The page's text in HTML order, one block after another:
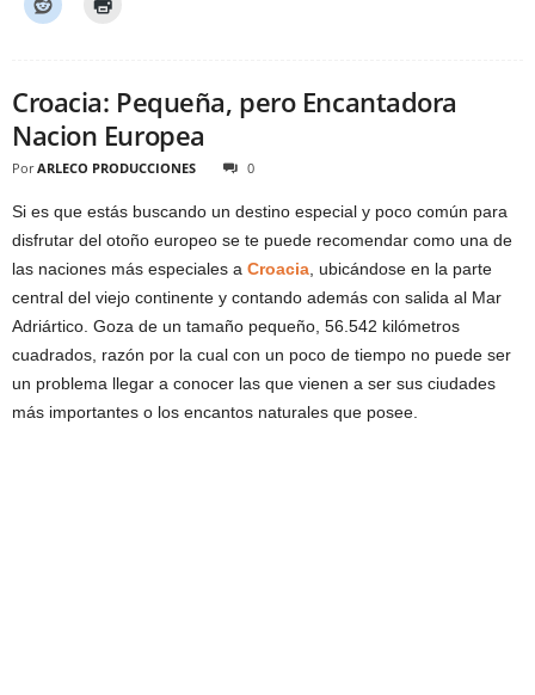
Croacia: Pequeña, pero Encantadora
Nacion Europea
Por ARLECO PRODUCCIONES 0
Si es que estás buscando un destino especial y poco común para
disfrutar del otoño europeo se te puede recomendar como una de
las naciones más especiales a Croacia , ubicándose en la parte
central del viejo continente y contando además con salida al Mar
Adriártico. Goza de un tamaño pequeño, 56.542 kilómetros
cuadrados, razón por la cual con un poco de tiempo no puede ser
un problema llegar a conocer las que vienen a ser sus ciudades
más importantes o los encantos naturales que posee.